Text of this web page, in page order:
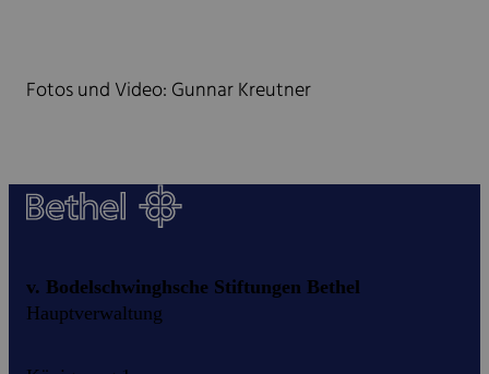
Fotos und Video: Gunnar Kreutner
v. Bodelschwinghsche Stiftungen Bethel
Hauptverwaltung